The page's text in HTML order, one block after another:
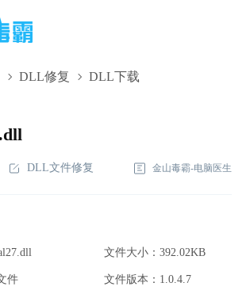
DLL修复 DLL下载
下载,interfacial27.dll修复
DLL文件修复 金山毒霸-电脑医生
文件大小：392.02KB
件 文件版本：1.0.4.7